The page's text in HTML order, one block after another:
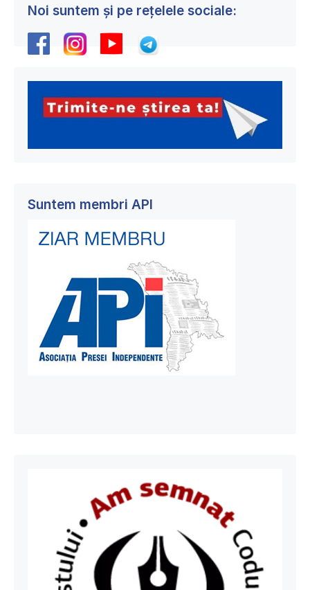
Noi suntem și pe rețelele sociale:
Suntem membri API